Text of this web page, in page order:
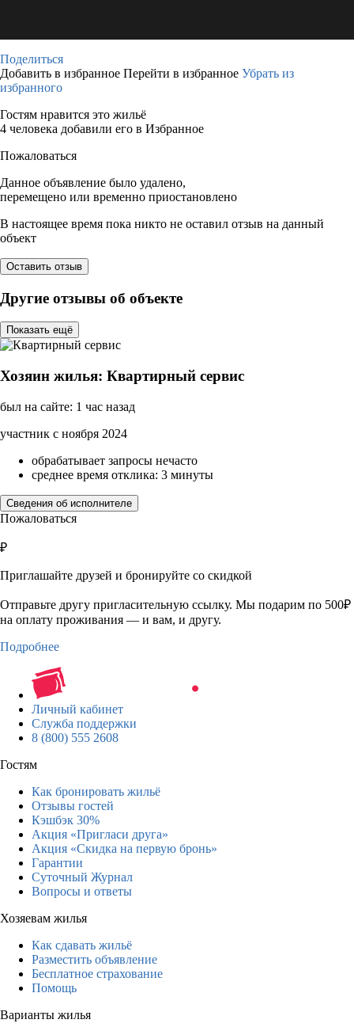
Поделиться
Добавить в избранное Перейти в избранное Убрать из
избранного
Гостям нравится это жильё
4 человека добавили его в Избранное
Пожаловаться
Данное объявление было удалено,
перемещено или временно приостановлено
В настоящее время пока никто не оставил отзыв на данный
объект
Оставить отзыв
Другие отзывы об объекте
Показать ещё
Хозяин жилья: Квартирный сервис
был на сайте: 1 час назад
участник с ноября 2024
обрабатывает запросы нечасто
среднее время отклика: 3 минуты
Сведения об исполнителе
Пожаловаться
₽
Приглашайте друзей и бронируйте со скидкой
Отправьте другу пригласительную ссылку. Мы подарим по 500₽
на оплату проживания — и вам, и другу.
Подробнее
Личный кабинет
Служба поддержки
8 (800) 555 2608
Гостям
Как бронировать жильё
Отзывы гостей
Кэшбэк 30%
Акция «Пригласи друга»
Акция «Скидка на первую бронь»
Гарантии
Суточный Журнал
Вопросы и ответы
Хозяевам жилья
Как сдавать жильё
Разместить объявление
Бесплатное страхование
Помощь
Варианты жилья